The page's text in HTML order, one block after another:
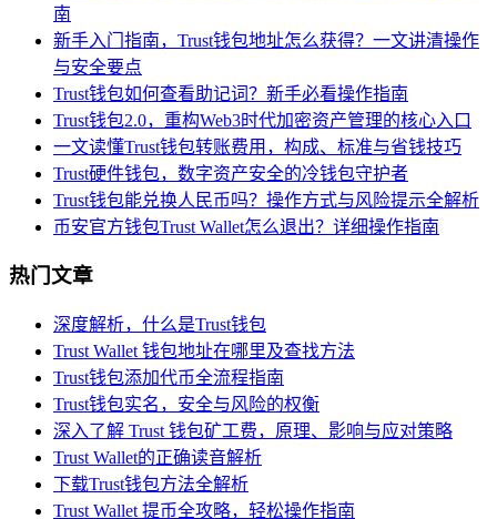
南
新手入门指南，Trust钱包地址怎么获得？一文讲清操作
与安全要点
Trust钱包如何查看助记词？新手必看操作指南
Trust钱包2.0，重构Web3时代加密资产管理的核心入口
一文读懂Trust钱包转账费用，构成、标准与省钱技巧
Trust硬件钱包，数字资产安全的冷钱包守护者
Trust钱包能兑换人民币吗？操作方式与风险提示全解析
币安官方钱包Trust Wallet怎么退出？详细操作指南
热门文章
深度解析，什么是Trust钱包
Trust Wallet 钱包地址在哪里及查找方法
Trust钱包添加代币全流程指南
Trust钱包实名，安全与风险的权衡
深入了解 Trust 钱包矿工费，原理、影响与应对策略
Trust Wallet的正确读音解析
下载Trust钱包方法全解析
Trust Wallet 提币全攻略，轻松操作指南